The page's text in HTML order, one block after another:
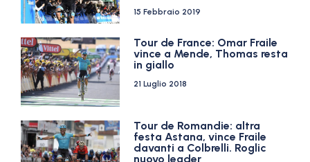
15 Febbraio 2019
Tour de France: Omar Fraile
vince a Mende, Thomas resta
in giallo
21 Luglio 2018
Tour de Romandie: altra
festa Astana, vince Fraile
davanti a Colbrelli. Roglic
nuovo leader